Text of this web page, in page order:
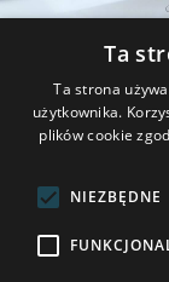
Zapoznaj się
Ta
Ta strona
użytkownika.
plików cookie
NIEZBĘDNE